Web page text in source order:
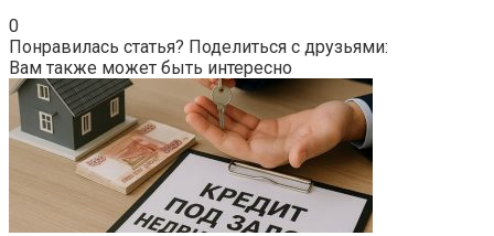
0
Понравилась статья? Поделиться с друзьями:
Вам также может быть интересно